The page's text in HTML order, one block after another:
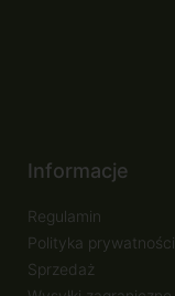
Informacje
Regulamin
Polityka prywatności
Sprzedaż